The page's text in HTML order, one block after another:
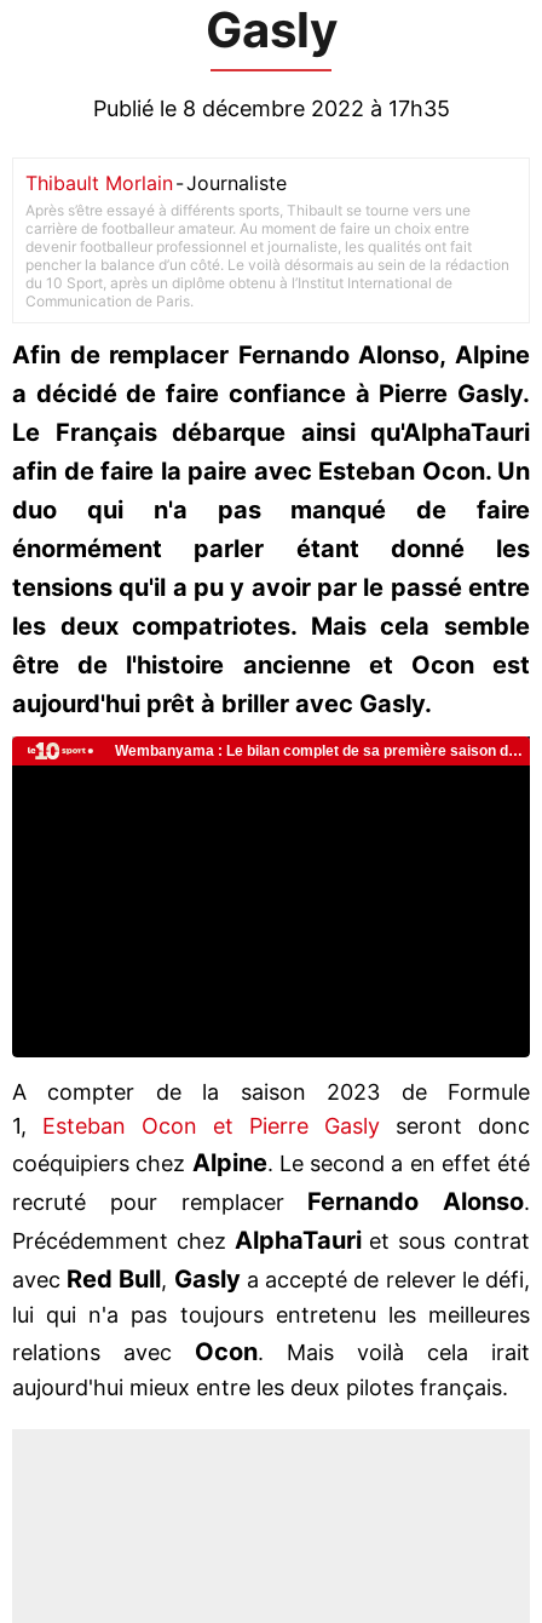
Gasly
Publié le 8 décembre 2022 à 17h35
Thibault Morlain-Journaliste
Après s’être essayé à différents sports, Thibault se tourne vers une
carrière de footballeur amateur. Au moment de faire un choix entre
devenir footballeur professionnel et journaliste, les qualités ont fait
pencher la balance d’un côté. Le voilà désormais au sein de la rédaction
du 10 Sport, après un diplôme obtenu à l’Institut International de
Communication de Paris.
Afin de remplacer Fernando Alonso, Alpine
a décidé de faire confiance à Pierre Gasly.
Le Français débarque ainsi qu'AlphaTauri
afin de faire la paire avec Esteban Ocon. Un
duo qui n'a pas manqué de faire
énormément parler étant donné les
tensions qu'il a pu y avoir par le passé entre
les deux compatriotes. Mais cela semble
être de l'histoire ancienne et Ocon est
aujourd'hui prêt à briller avec Gasly.
A compter de la saison 2023 de Formule
1, Esteban Ocon et Pierre Gasly seront donc
coéquipiers chez Alpine. Le second a en effet été
recruté pour remplacer Fernando Alonso.
Précédemment chez AlphaTauriet sous contrat
avec Red Bull, Gaslya accepté de relever le défi,
lui qui n'a pas toujours entretenu les meilleures
relations avec Ocon. Mais voilà cela irait
aujourd'hui mieux entre les deux pilotes français.